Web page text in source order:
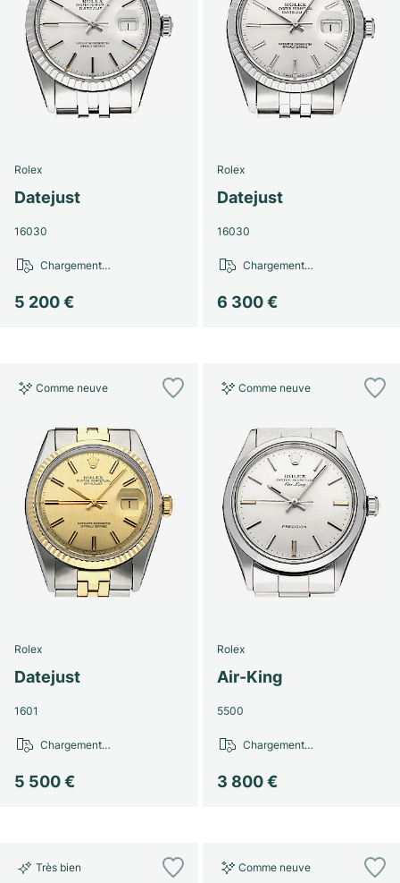
Rolex
Datejust
16030
5 200 €
Chargement…
Rolex
Datejust
16030
6 300 €
Chargement…
Comme neuve
Rolex
Datejust
1601
5 500 €
Chargement…
Comme neuve
Rolex
Air-King
5500
3 800 €
Chargement…
Très bien Comme neuve